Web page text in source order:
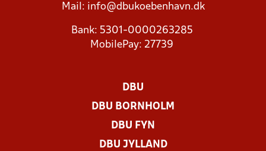
Mail: info@dbukoebenhavn.dk
Bank: 5301-0000263285
MobilePay: 27739
DBU
DBU BORNHOLM
DBU FYN
DBU JYLLAND